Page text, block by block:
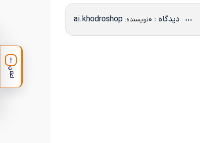
دیدگاه : 0 نویسنده: ai.khodroshop
!
اعلان